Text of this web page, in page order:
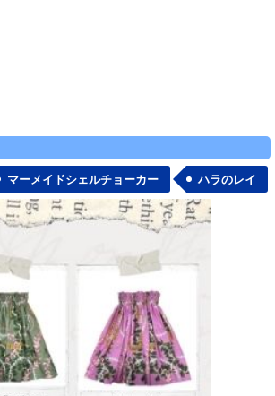
マーメイドシェルチョーカー ハラのレイ